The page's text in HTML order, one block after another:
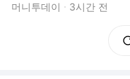
머니투데이 3시간 전